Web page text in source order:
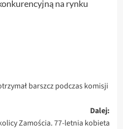
na rynku
barszcz podczas komisji
Dalej:
Zamościa. 77-letnia kobieta